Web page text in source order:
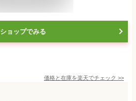
ショップでみる
価格と在庫を楽天でチェック >>